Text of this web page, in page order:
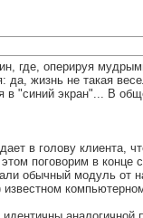
где, оперируя
жизнь не такая
в "синий экран"... В
в голову клиента,
поговорим в конце
обычный модуль от